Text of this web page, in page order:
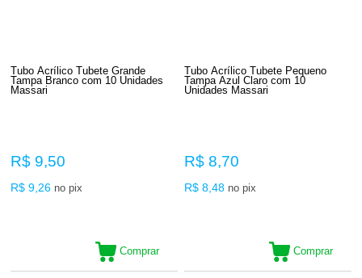
Tubo Acrílico Tubete Grande
Tampa Branco com 10 Unidades
Massari
R$ 9,50
R$ 9,26 no pix
Comprar
Tubo Acrílico Tubete Pequeno
Tampa Azul Claro com 10
Unidades Massari
R$ 8,70
R$ 8,48 no pix
Comprar